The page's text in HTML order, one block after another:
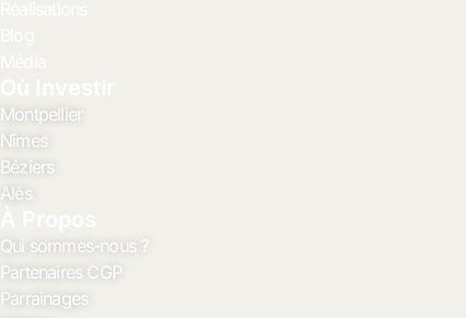
Montpellier
Nîmes
Béziers
Alès
Qui sommes-nous ?
Partenaires CGP
Parrainages